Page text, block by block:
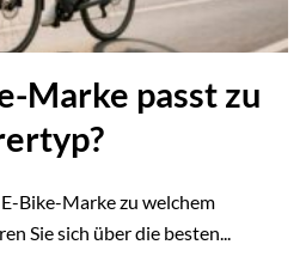
Marke passt zu
Bike-Marke zu welchem
Sie sich über die besten...